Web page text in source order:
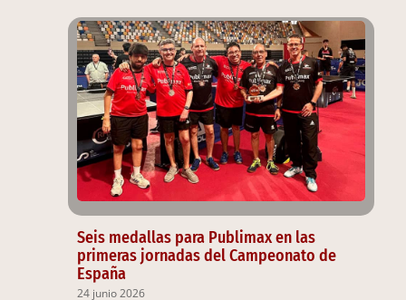
Seis medallas para Publimax en las
primeras jornadas del Campeonato de
España
24 junio 2026